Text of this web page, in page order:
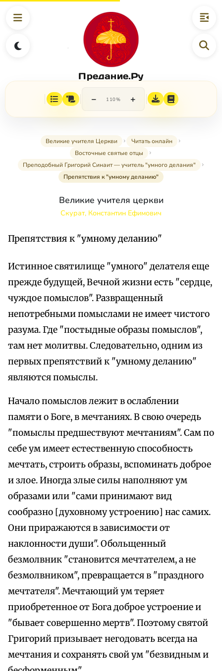
Предание.Ру
− 110% +
Великие учителя Церкви
Читать онлайн
Восточные святые отцы
Преподобный Григорий Синаит — учитель "умного делания"
Препятствия к "умному деланию"
Великие учителя церкви
Скурат, Константин Ефимович
Препятствия к "умному деланию"
Истинное святилище "умного" делателя еще
прежде будущей, Вечной жизни есть "сердце,
чуждое помыслов". Развращенный
непотребными помыслами не имеет чистого
разума. Где "постыдные образы помыслов",
там нет молитвы. Следовательно, одним из
первых препятствий к "умному деланию"
являются помыслы.
Начало помыслов лежит в ослаблении
памяти о Боге, в мечтаниях. В свою очередь
"помыслы предшествуют мечтаниям". Сам по
себе ум имеет естественную способность
мечтать, строить образы, вспоминать доброе
и злое. Иногда злые силы наполняют ум
образами или "сами принимают вид
сообразно [духовному устроению] нас самих.
Они приражаются в зависимости от
наклонности души". Обольщенный
безмолвник "становится мечтателем, а не
безмолвником", превращается в "праздного
мечтателя". Мечтающий ум теряет
приобретенное от Бога доброе устроение и
"бывает совершенно мертв". Поэтому святой
Григорий призывает негодовать всегда на
мечтания и сохранять свой ум "безвидным и